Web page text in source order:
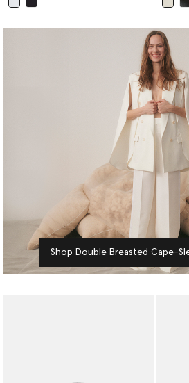
Shop Double Breasted Cape-